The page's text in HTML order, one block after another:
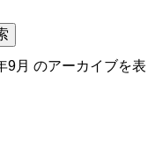
9月 のアーカイブを表